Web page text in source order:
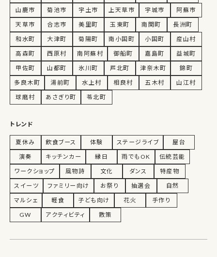
山鹿市
菊池市 宇土市 上天草市 宇城市
阿蘇市
天草市
合志市 美里町 玉東町 南関町
長洲町
和水町
大津町 菊陽町 南小国町 小国町
産山村
高森町
西原村 南阿蘇村 御船町 嘉島町
益城町
甲佐町
山都町 氷川町 芦北町 津奈木町
錦町
多良木町
湯前町 水上村 相良村 五木村
山江村
球磨村
あさぎり町 苓北町
トレンド
夏休み 飲食ブース 体験 ステージライブ
屋台
演奏
キッチンカー 縁日 雨でもOK
伝統芸能
ワークショップ
風物詩 文化 ダンス
特産物
スイーツ
ファミリー向け お祭り 抽選会
自然
マルシェ
軽食 子ども向け 花火
手作り
GW
アクティビティ 散策